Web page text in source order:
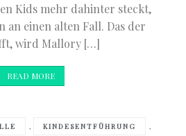
Kids mehr dahinter steckt,
an einen alten Fall. Das der
wird Mallory […]
READ MORE
, KINDESENTFÜHRUNG ,